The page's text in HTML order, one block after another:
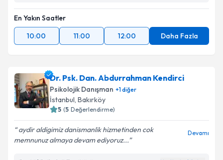
En Yakın Saatler
10:00
11:00 12:00 Daha Fazla
Dr. Psk. Dan. Abdurrahman Kendirci
Psikolojik Danışman +1diğer
İstanbul, Bakırköy
5 (5 Değerlendirme)
aydir aldigimiz danismanlik hizmetinden cok
memnunuz almaya devam ediyoruz...
Devamı